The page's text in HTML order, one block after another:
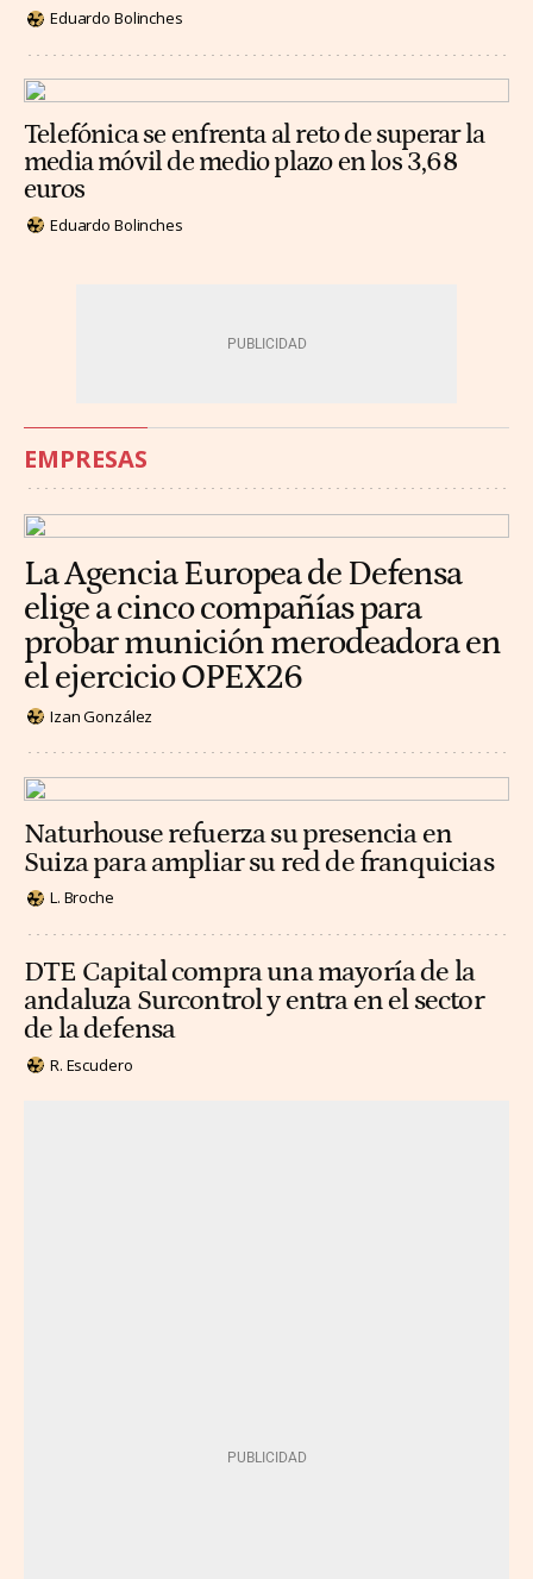
Eduardo Bolinches
Telefónica se enfrenta al reto de superar la
media móvil de medio plazo en los 3,68
euros
Eduardo Bolinches
EMPRESAS
La Agencia Europea de Defensa
elige a cinco compañías para
probar munición merodeadora en
el ejercicio OPEX26
Izan González
Naturhouse refuerza su presencia en
Suiza para ampliar su red de franquicias
L. Broche
DTE Capital compra una mayoría de la
andaluza Surcontrol y entra en el sector
de la defensa
R. Escudero